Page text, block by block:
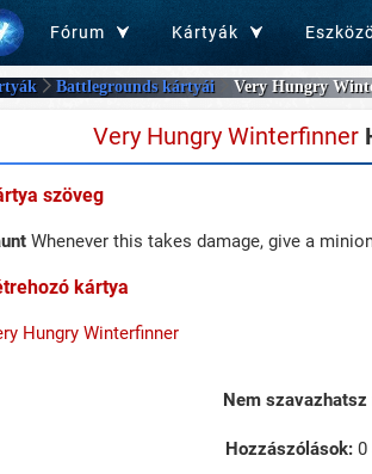
Fórum Kártyák
Battlegrounds kártyái Very Hungry
Very Hungry Winterfinner
szöveg
Whenever this takes damage, give a
kártya
Hungry Winterfinner
Nem
Hozzászólások:0